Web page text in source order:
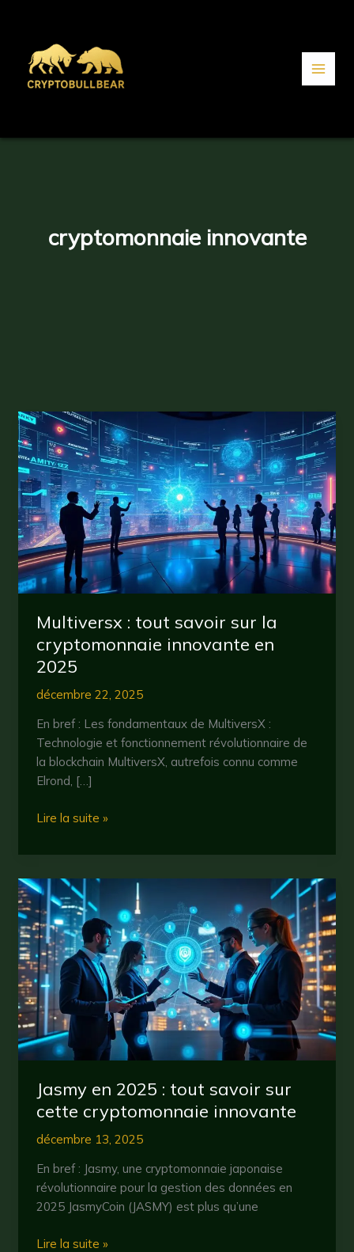
cryptomonnaie innovante
Multiversx : tout savoir sur la
cryptomonnaie innovante en
2025
décembre 22, 2025
En bref : Les fondamentaux de MultiversX :
Technologie et fonctionnement révolutionnaire de
la blockchain MultiversX, autrefois connu comme
Elrond, […]
Multiversx
tout
sur
la
cryptomonnaie
innovante
en
2025
Lire la suite »
Jasmy en 2025 : tout savoir sur
cette cryptomonnaie innovante
décembre 13, 2025
En bref : Jasmy, une cryptomonnaie japonaise
révolutionnaire pour la gestion des données en
2025 JasmyCoin (JASMY) est plus qu’une
Jasmy
Lire la suite »